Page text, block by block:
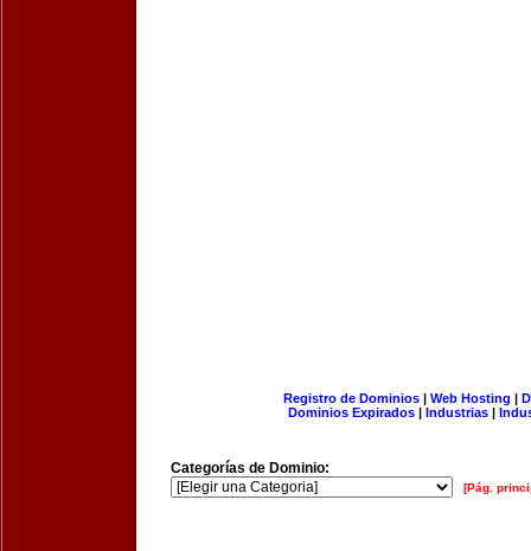
Registro de Dominios| Web Hosting |
Dominios Expirados | Industrias |
Categorías de Dominio:
[Pág.